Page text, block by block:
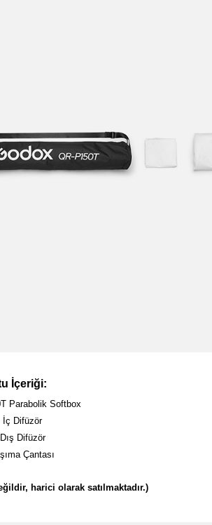
İçeriği:
Parabolik Softbox
İç Difüzör
Difüzör
Çantası
harici olarak satılmaktadır.)